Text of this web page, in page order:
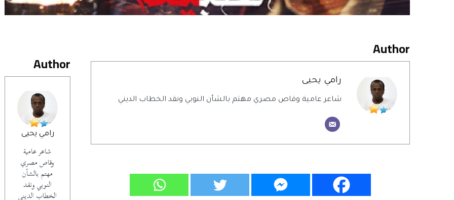
Author
رامي يحيى
شاعر عامية
وقاص مصري
مهتم بالشأن
النوبي ونقد
الخطاب الديني
Author
رامي يحيى
شاعر عامية وقاص مصري مهتم بالشأن النوبي ونقد الخطاب الديني